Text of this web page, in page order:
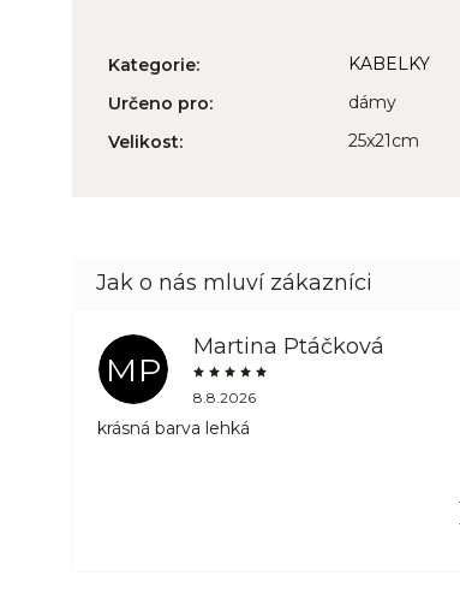
Kategorie:
KABELKY
Určeno pro:
dámy
Velikost: 25x21cm
MP
Martina Ptáčková
8.8.2026
krásná barva lehká